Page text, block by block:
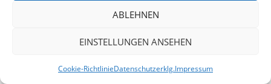
ABLEHNEN
EINSTELLUNGEN ANSEHEN
Cookie-RichtlinieDatenschutzerklg.Impressum
Engelfragekarten
Buchhandel z.B. bei Amazon unter dem Titel